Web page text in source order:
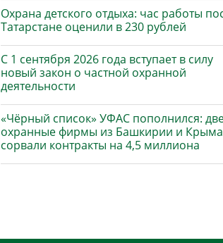
Охрана детского отдыха: час работы
Татарстане оценили в 230 рублей
С 1 сентября 2026 года вступает в силу
новый закон о частной охранной
деятельности
«Чёрный список» УФАС пополнился:
охранные фирмы из Башкирии и Крыма
сорвали контракты на 4,5 миллиона